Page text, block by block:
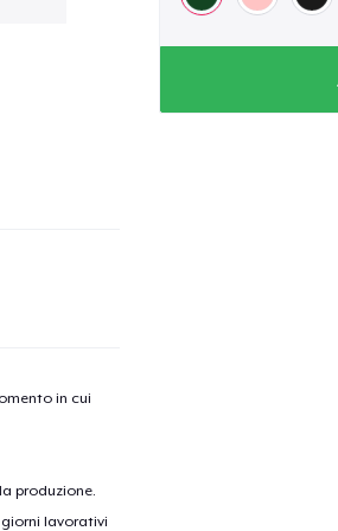
in cui
produzione.
giorni lavorativi